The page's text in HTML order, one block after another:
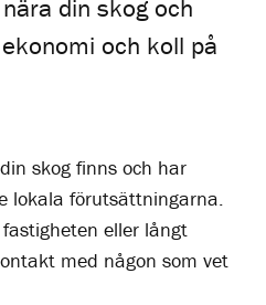
din skog och
och koll på
skog finns och har
lokala förutsättningarna.
eller långt
med någon som vet